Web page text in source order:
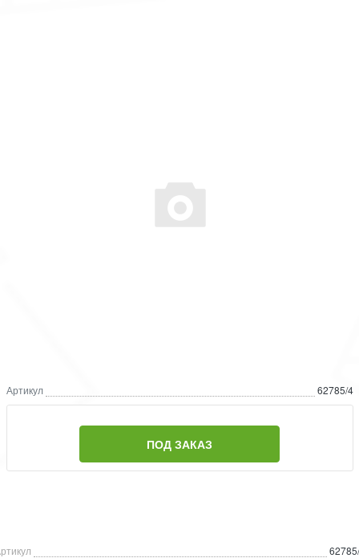
Артикул 62785/4
ПОД ЗАКАЗ